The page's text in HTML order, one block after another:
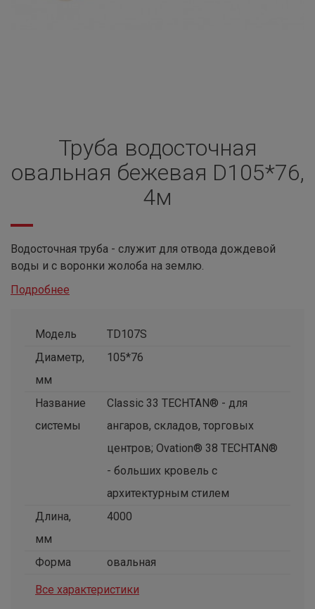
Труба водосточная
овальная бежевая D105*76,
4м
Водосточная труба - служит для отвода дождевой
воды и с воронки жолоба на землю.
Подробнее
Модель
TD107S
Диаметр,
мм
105*76
Название
системы
Classic 33 TECHTAN® - для
ангаров, складов, торговых
центров; Ovation® 38 TECHTAN®
- больших кровель с
архитектурным стилем
Длина,
мм
4000
Форма овальная
Все характеристики